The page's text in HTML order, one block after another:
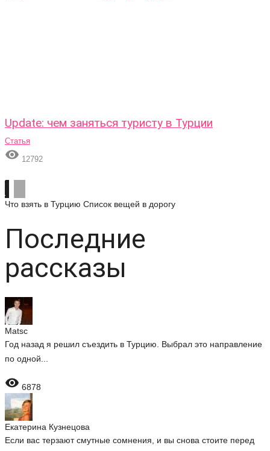
Update: чем заняться туристу в Турции
Статья
 12792
Что взять в Турцию Список вещей в дорогу
Последние
рассказы
Matsc
Год назад я решил съездить в Турцию. Выбрал это направление
по одной...
 6878
Екатерина Кузнецова
Если вас терзают смутные сомнения, и вы снова стоите перед